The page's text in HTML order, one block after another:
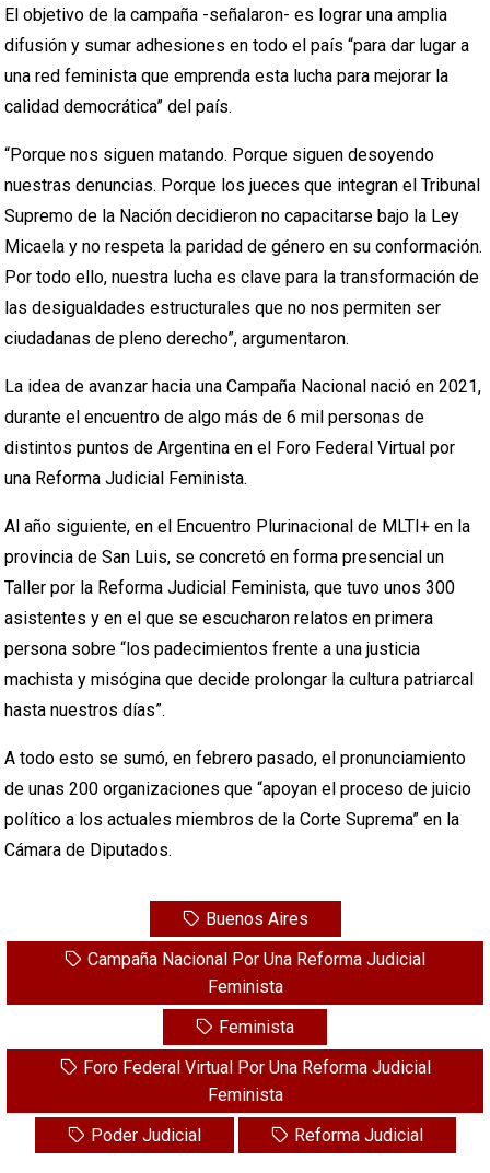
El objetivo de la campaña -señalaron- es lograr una amplia
difusión y sumar adhesiones en todo el país “para dar lugar a
una red feminista que emprenda esta lucha para mejorar la
calidad democrática” del país.
“Porque nos siguen matando. Porque siguen desoyendo
nuestras denuncias. Porque los jueces que integran el Tribunal
Supremo de la Nación decidieron no capacitarse bajo la Ley
Micaela y no respeta la paridad de género en su conformación.
Por todo ello, nuestra lucha es clave para la transformación de
las desigualdades estructurales que no nos permiten ser
ciudadanas de pleno derecho”, argumentaron.
La idea de avanzar hacia una Campaña Nacional nació en 2021,
durante el encuentro de algo más de 6 mil personas de
distintos puntos de Argentina en el Foro Federal Virtual por
una Reforma Judicial Feminista.
Al año siguiente, en el Encuentro Plurinacional de MLTI+ en la
provincia de San Luis, se concretó en forma presencial un
Taller por la Reforma Judicial Feminista, que tuvo unos 300
asistentes y en el que se escucharon relatos en primera
persona sobre “los padecimientos frente a una justicia
machista y misógina que decide prolongar la cultura patriarcal
hasta nuestros días”.
A todo esto se sumó, en febrero pasado, el pronunciamiento
de unas 200 organizaciones que “apoyan el proceso de juicio
político a los actuales miembros de la Corte Suprema” en la
Cámara de Diputados.
Buenos Aires
Campaña Nacional Por Una Reforma Judicial
Feminista
Feminista
Foro Federal Virtual Por Una Reforma Judicial
Feminista
Poder Judicial
Reforma Judicial